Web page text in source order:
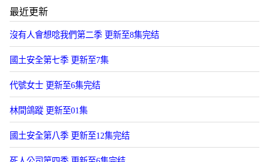
最近更新
沒有人會想唸我們第二季 更新至8集完结
國土安全第七季 更新至7集
代號女士 更新至6集完结
林間鴿蹤 更新至01集
國土安全第八季 更新至12集完结